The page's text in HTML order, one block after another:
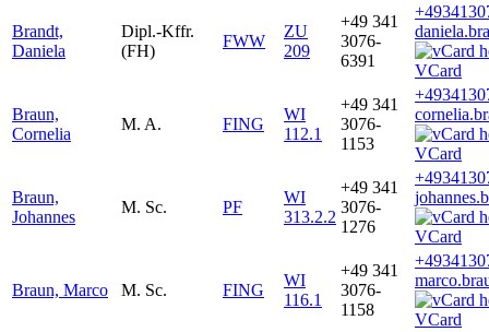
Brandt,
Daniela
Dipl.-Kffr.
(FH)
FWW
ZU
209
+49 341
3076-
6391
VCard
Braun,
Cornelia
M. A. FING
WI
112.1
+49 341
3076-
1153
VCard
Braun,
Johannes
M. Sc. PF
WI
313.2.2
+49 341
3076-
1276
VCard
Braun, Marco M. Sc. FING
WI
116.1
+49 341
3076-
1158
VCard